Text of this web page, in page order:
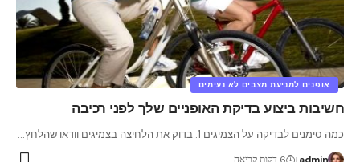
אופנים למניעת מצבים לא נעימים
חשיבות ביצוע בדיקת האופניים שלך לפני רכיבה
כמה סימנים לבדיקה על הצמיגים 1. בדוק את הלחיצה בצמיגים וודאו שהלחץ …